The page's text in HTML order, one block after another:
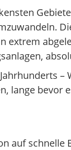
extrem
–
lange bevor
auf schnelle